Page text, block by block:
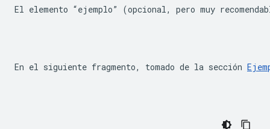
El elemento “ejemplo” (opcional, pero muy
En el siguiente fragmento, tomado de la sección